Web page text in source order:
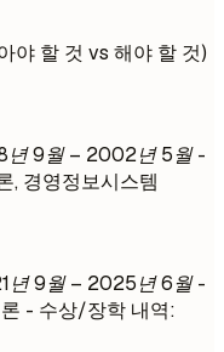
야 할 것 vs 해야 할 것)
년 9월 – 2002년 5월-
, 경영정보시스템
년 9월 – 2025년 6월-
- 수상/장학 내역: